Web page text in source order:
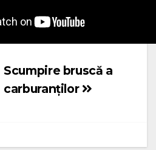
Scumpire bruscă a
carburanților